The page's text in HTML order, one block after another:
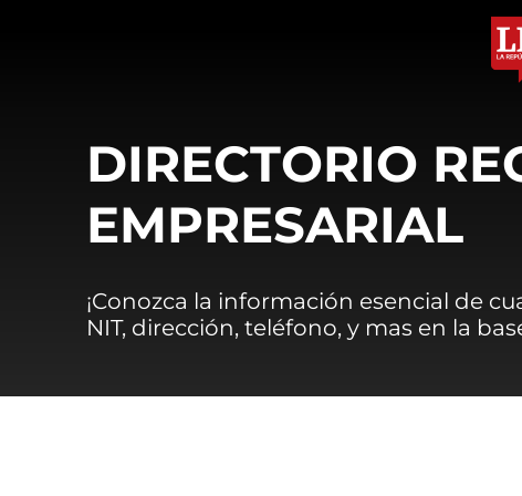
DIRECTORIO
EMPRESARIAL
¡Conozca la información esencial de
NIT, dirección, teléfono, y mas en la